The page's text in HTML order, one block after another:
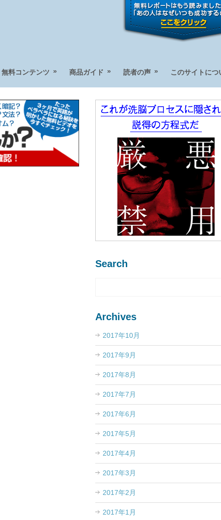
無料コンテンツ » 商品ガイド » 読者の声 » このサイトにつ
Search
Archives
2017年10月
2017年9月
2017年8月
2017年7月
2017年6月
2017年5月
2017年4月
2017年3月
2017年2月
2017年1月